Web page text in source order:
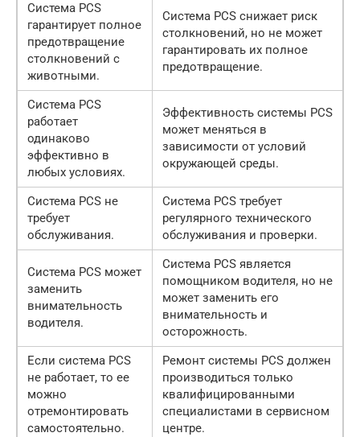
Система PCS
гарантирует полное
предотвращение
столкновений с
животными.
Система PCS снижает риск
столкновений, но не может
гарантировать их полное
предотвращение.
Система PCS
работает
одинаково
эффективно в
любых условиях.
Эффективность системы PCS
может меняться в
зависимости от условий
окружающей среды.
Система PCS не
требует
обслуживания.
Система PCS требует
регулярного технического
обслуживания и проверки.
Система PCS может
заменить
внимательность
водителя.
Система PCS является
помощником водителя, но не
может заменить его
внимательность и
осторожность.
Если система PCS
не работает, то ее
можно
отремонтировать
самостоятельно.
Ремонт системы PCS должен
производиться только
квалифицированными
специалистами в сервисном
центре.